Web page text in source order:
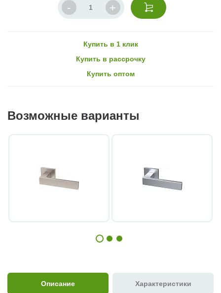
Купить в 1 клик
Купить в рассрочку
Купить оптом
Возможные варианты
Описание Характеристики